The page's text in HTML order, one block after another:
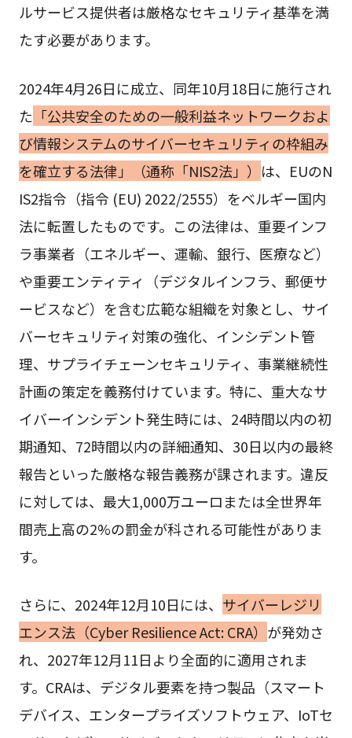
ルサービス提供者は厳格なセキュリティ基準を満
たす必要があります。
2024年4月26日に成立、同年10月18日に施行され
た 「公共安全のための一般利益ネットワークおよ
び情報システムのサイバーセキュリティの枠組み
を確立する法律」（通称「NIS2法」） は、EUのN
IS2指令（指令 (EU) 2022/2555）をベルギー国内
法に転置したものです。この法律は、重要インフ
ラ事業者（エネルギー、運輸、銀行、医療など）
や重要エンティティ（デジタルインフラ、郵便サ
ービスなど）を含む広範な組織を対象とし、サイ
バーセキュリティ対策の強化、インシデント管
理、サプライチェーンセキュリティ、事業継続性
計画の策定を義務付けています。特に、重大なサ
イバーインシデント発生時には、24時間以内の初
期通知、72時間以内の詳細通知、30日以内の最終
報告といった厳格な報告義務が課されます。違反
に対しては、最大1,000万ユーロまたは全世界年
間売上高の2%の罰金が科される可能性がありま
す。
さらに、2024年12月10日には、 サイバーレジリ
エンス法（Cyber Resilience Act: CRA） が発効さ
れ、2027年12月11日より全面的に適用されま
す。CRAは、デジタル要素を持つ製品（スマート
デバイス、エンタープライズソフトウェア、IoTセ